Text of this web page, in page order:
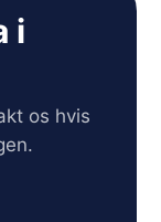
i
os hvis